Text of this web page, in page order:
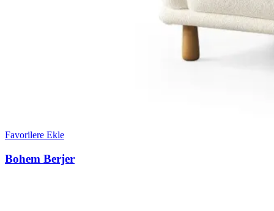
Favorilere Ekle
Bohem Berjer